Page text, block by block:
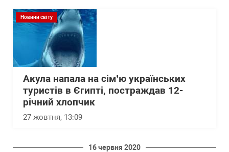
Новини світу
Акула напала на сім’ю українських
туристів в Єгипті, постраждав 12-
річний хлопчик
27 жовтня, 13:09
16 червня 2020